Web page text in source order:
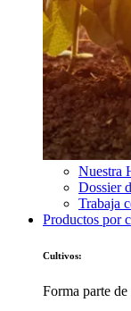
Nuestra
Dossier
Trabaja
Productos por
Cultivos:
Forma parte